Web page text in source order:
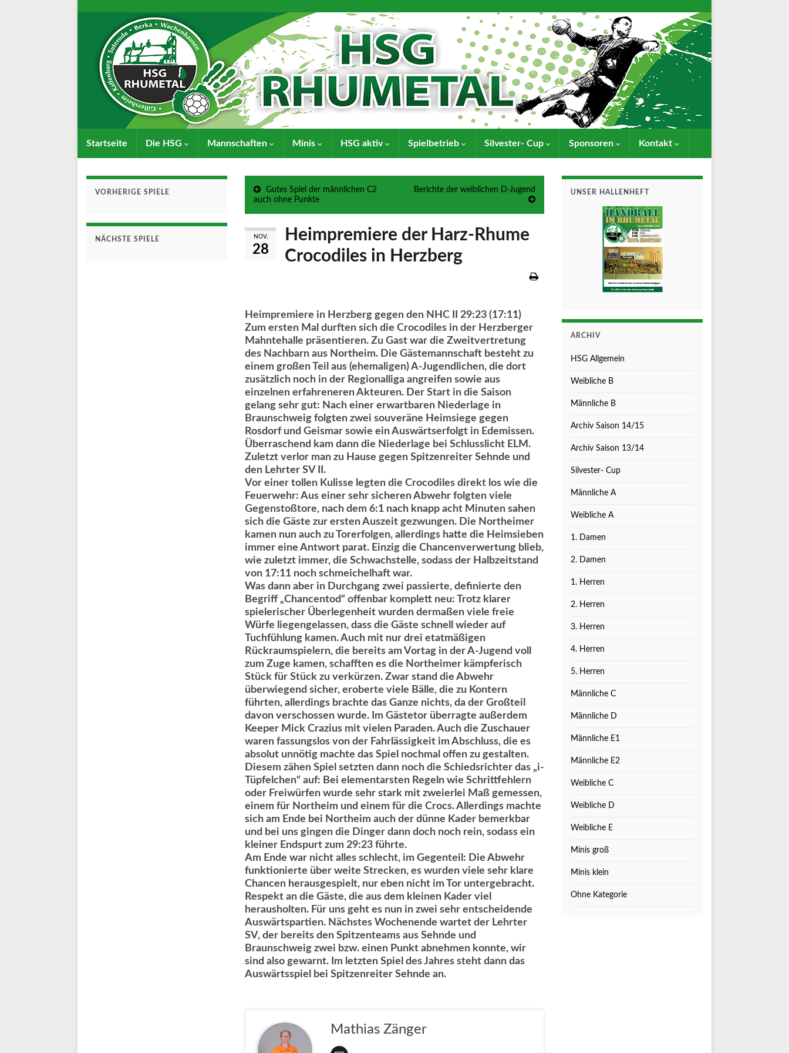
Startseite Die HSG Mannschaften Minis HSG aktiv Spielbetrieb Silvester- Cup Sponsoren Kontakt
Gutes Spiel der männlichen C2
auch ohne Punkte
Berichte der weiblichen D-Jugend
NOV.
28
Heimpremiere der Harz-Rhume
Crocodiles in Herzberg
Heimpremiere in Herzberg gegen den NHC II 29:23 (17:11)
Zum ersten Mal durften sich die Crocodiles in der Herzberger
Mahntehalle präsentieren. Zu Gast war die Zweitvertretung
des Nachbarn aus Northeim. Die Gästemannschaft besteht zu
einem großen Teil aus (ehemaligen) A-Jugendlichen, die dort
zusätzlich noch in der Regionalliga angreifen sowie aus
einzelnen erfahreneren Akteuren. Der Start in die Saison
gelang sehr gut: Nach einer erwartbaren Niederlage in
Braunschweig folgten zwei souveräne Heimsiege gegen
Rosdorf und Geismar sowie ein Auswärtserfolgt in Edemissen.
Überraschend kam dann die Niederlage bei Schlusslicht ELM.
Zuletzt verlor man zu Hause gegen Spitzenreiter Sehnde und
den Lehrter SV II.
Vor einer tollen Kulisse legten die Crocodiles direkt los wie die
Feuerwehr: Aus einer sehr sicheren Abwehr folgten viele
Gegenstoßtore, nach dem 6:1 nach knapp acht Minuten sahen
sich die Gäste zur ersten Auszeit gezwungen. Die Northeimer
kamen nun auch zu Torerfolgen, allerdings hatte die Heimsieben
immer eine Antwort parat. Einzig die Chancenverwertung blieb,
wie zuletzt immer, die Schwachstelle, sodass der Halbzeitstand
von 17:11 noch schmeichelhaft war.
Was dann aber in Durchgang zwei passierte, definierte den
Begriff „Chancentod“ offenbar komplett neu: Trotz klarer
spielerischer Überlegenheit wurden dermaßen viele freie
Würfe liegengelassen, dass die Gäste schnell wieder auf
Tuchfühlung kamen. Auch mit nur drei etatmäßigen
Rückraumspielern, die bereits am Vortag in der A-Jugend voll
zum Zuge kamen, schafften es die Northeimer kämpferisch
Stück für Stück zu verkürzen. Zwar stand die Abwehr
überwiegend sicher, eroberte viele Bälle, die zu Kontern
führten, allerdings brachte das Ganze nichts, da der Großteil
davon verschossen wurde. Im Gästetor überragte außerdem
Keeper Mick Crazius mit vielen Paraden. Auch die Zuschauer
waren fassungslos von der Fahrlässigkeit im Abschluss, die es
absolut unnötig machte das Spiel nochmal offen zu gestalten.
Diesem zähen Spiel setzten dann noch die Schiedsrichter das „i-
Tüpfelchen“ auf: Bei elementarsten Regeln wie Schrittfehlern
oder Freiwürfen wurde sehr stark mit zweierlei Maß gemessen,
einem für Northeim und einem für die Crocs. Allerdings machte
sich am Ende bei Northeim auch der dünne Kader bemerkbar
und bei uns gingen die Dinger dann doch noch rein, sodass ein
kleiner Endspurt zum 29:23 führte.
Am Ende war nicht alles schlecht, im Gegenteil: Die Abwehr
funktionierte über weite Strecken, es wurden viele sehr klare
Chancen herausgespielt, nur eben nicht im Tor untergebracht.
Respekt an die Gäste, die aus dem kleinen Kader viel
herausholten. Für uns geht es nun in zwei sehr entscheidende
Auswärtspartien. Nächstes Wochenende wartet der Lehrter
SV, der bereits den Spitzenteams aus Sehnde und
Braunschweig zwei bzw. einen Punkt abnehmen konnte, wir
sind also gewarnt. Im letzten Spiel des Jahres steht dann das
Auswärtsspiel bei Spitzenreiter Sehnde an.
Mathias Zänger
VORHERIGE SPIELE
NÄCHSTE SPIELE
UNSER HALLENHEFT
ARCHIV
HSG Allgemein
Weibliche B
Männliche B
Archiv Saison 14/15
Archiv Saison 13/14
Silvester- Cup
Männliche A
Weibliche A
1. Damen
2. Damen
1. Herren
2. Herren
3. Herren
4. Herren
5. Herren
Männliche C
Männliche D
Männliche E1
Männliche E2
Weibliche C
Weibliche D
Weibliche E
Minis groß
Minis klein
Ohne Kategorie